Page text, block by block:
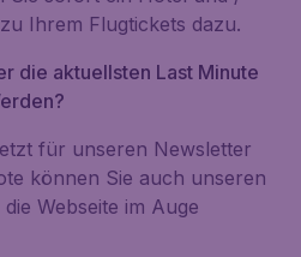
Ihrem Flugtickets dazu.
die aktuellsten Last Minute
für unseren Newsletter
können Sie auch unseren
Webseite im Auge